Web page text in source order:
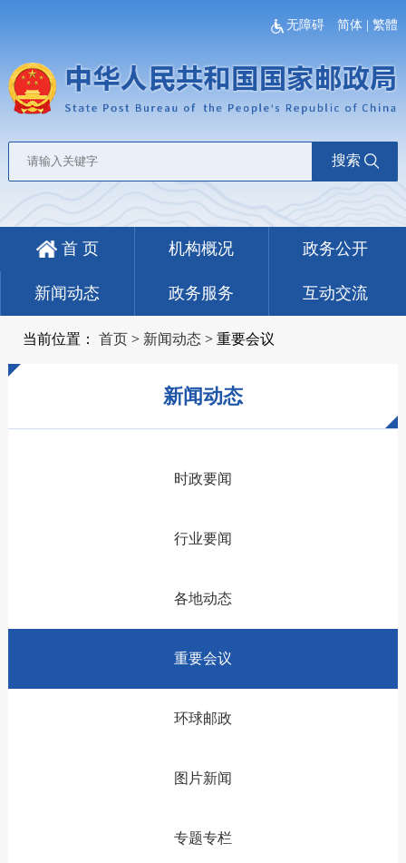
无障碍 简体 |繁體
搜索
首 页 机构概况 政务公开
新闻动态 政务服务 互动交流
当前位置： 首页> 新闻动态> 重要会议
新闻动态
时政要闻
行业要闻
各地动态
重要会议
环球邮政
图片新闻
专题专栏